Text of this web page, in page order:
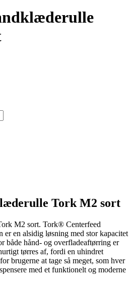
Tork M2 sort
M2 sort. Tork® Centerfeed
er en alsidig løsning med stor kapacitet
både hånd- og overfladeaftørring er
tørres af, fordi en uhindret
brugerne at tage så meget, som hver
med et funktionelt og moderne